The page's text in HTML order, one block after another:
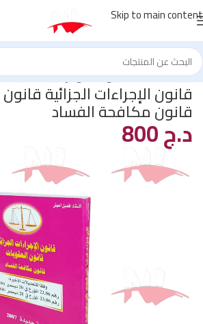
Skip to main content
الرئيسية/كتب القانون/قانون الإجراءات الجزائية
قانون الإجراءات الجزائية
قانون مكافحة الفساد
د.ج800